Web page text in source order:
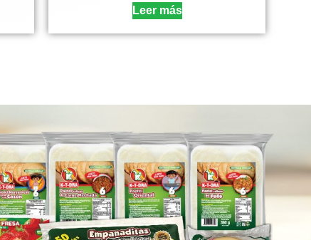
Leer más